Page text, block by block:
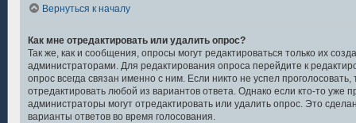
Вернуться к началу
Как мне отредактировать или удалить опрос?
Так же, как и сообщения, опросы могут редактироваться только их
администраторами. Для редактирования опроса перейдите к
опрос всегда связан именно с ним. Если никто не успел
отредактировать любой из вариантов ответа. Однако если кто-то уже
администраторы могут отредактировать или удалить опрос. Это
варианты ответов во время голосования.